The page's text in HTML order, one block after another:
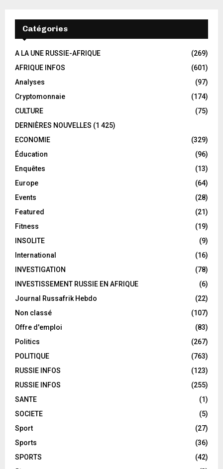
Catégories
A LA UNE RUSSIE-AFRIQUE
(269)
AFRIQUE INFOS
(601)
Analyses
(97)
Cryptomonnaie
(174)
CULTURE
(75)
DERNIÈRES NOUVELLES (1 425)
ECONOMIE
(329)
Éducation
(96)
Enquêtes
(13)
Europe
(64)
Events
(28)
Featured
(21)
Fitness
(19)
INSOLITE
(9)
International
(16)
INVESTIGATION
(78)
INVESTISSEMENT RUSSIE EN AFRIQUE
(6)
Journal Russafrik Hebdo
(22)
Non classé
(107)
Offre d'emploi
(83)
Politics
(267)
POLITIQUE
(763)
RUSSIE INFOS
(123)
RUSSIE INFOS
(255)
SANTE
(1)
SOCIETE
(5)
Sport
(27)
Sports
(36)
SPORTS
(42)